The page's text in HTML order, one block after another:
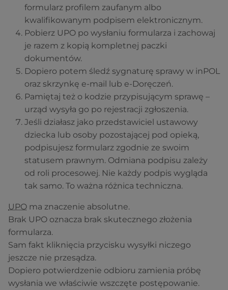
formularz profilem zaufanym albo
kwalifikowanym podpisem elektronicznym.
Pobierz UPO po wysłaniu formularza i zachowaj
je razem z kopią kompletnej paczki
dokumentów.
Dopiero potem śledź sygnaturę sprawy w inPOL
oraz skrzynkę e-mail lub e-Doręczeń.
Pamiętaj też o kodzie przypisującym sprawę –
urząd wysyła go po rejestracji zgłoszenia.
Jeśli działasz jako przedstawiciel ustawowy
dziecka lub osoby pozostającej pod opieką,
podpisujesz formularz zgodnie ze swoim
statusem prawnym. Odmiana podpisu zależy
od roli procesowej. Nie każdy podpis wygląda
tak samo. To ważna różnica techniczna.
UPO ma znaczenie absolutne.
Brak UPO oznacza brak skutecznego złożenia
formularza.
Sam fakt kliknięcia przycisku wysyłki niczego
jeszcze nie przesądza.
Dopiero potwierdzenie odbioru zamienia próbę
wysłania we właściwie wszczęte postępowanie.